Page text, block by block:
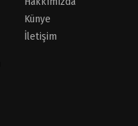
Künye
İletişim